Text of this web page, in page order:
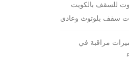
للسقف بالكويت
مراقبة في